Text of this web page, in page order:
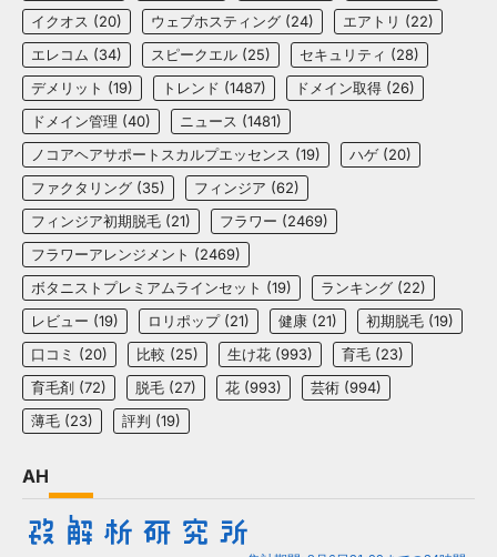
イクオス (20) ウェブホスティング (24) エアトリ (22)
エレコム (34) スピークエル (25) セキュリティ (28)
デメリット (19) トレンド (1487) ドメイン取得 (26)
ドメイン管理 (40) ニュース (1481)
ノコアヘアサポートスカルプエッセンス (19) ハゲ (20)
ファクタリング (35) フィンジア (62)
フィンジア初期脱毛 (21) フラワー (2469)
フラワーアレンジメント (2469)
ボタニストプレミアムラインセット (19) ランキング (22)
レビュー (19) ロリポップ(21) 健康 (21) 初期脱毛 (19)
口コミ (20) 比較 (25) 生け花 (993) 育毛 (23)
育毛剤 (72) 脱毛 (27) 花 (993) 芸術 (994)
薄毛 (23) 評判 (19)
AH